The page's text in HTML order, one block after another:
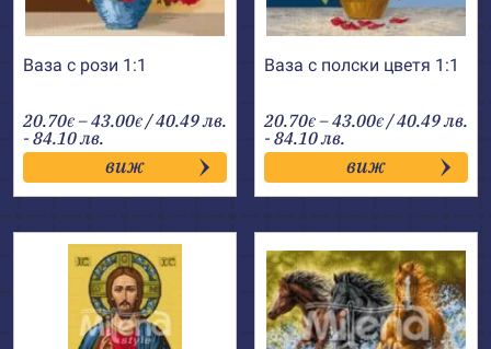
Ваза с рози 1:1
20.70€ –43.00€Price
range:
20.70€
through
43.00€
/ 40.49 лв.
- 84.10 лв.
виж
Ваза с полски цветя 1:1
20.70€ –43.00€Price
range:
20.70€
through
43.00€
/ 40.49 лв.
- 84.10 лв.
виж